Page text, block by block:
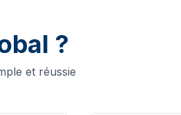
?
et réussie